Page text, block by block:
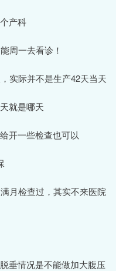
产科
周一去看诊！
实际并不是生产42天当天
就是哪天
开一些检查也可以
月检查过，其实不来医院
垂情况是不能做加大腹压